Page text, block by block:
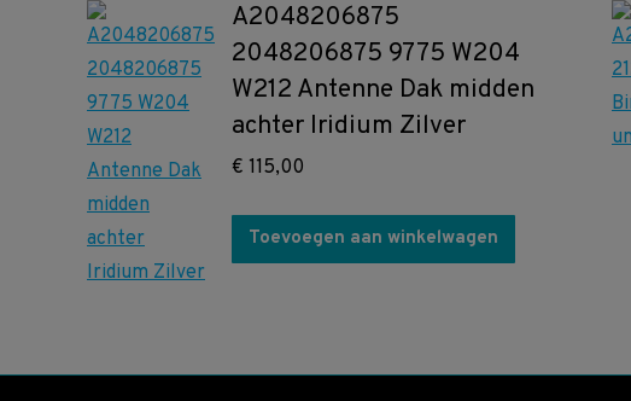
A2048206875
2048206875 9775 W204
W212 Antenne Dak midden
achter Iridium Zilver
€ 115,00
Toevoegen aan winkelwagen